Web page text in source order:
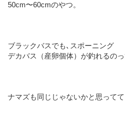
50cm〜60cmのやつ。
ブラックバスでも､スポーニング
デカバス（産卵個体）が釣れるの
ナマズも同じじゃないかと思ってて